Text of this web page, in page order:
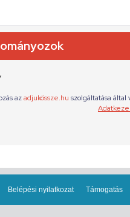
Belépési nyilatkozat Támogatás